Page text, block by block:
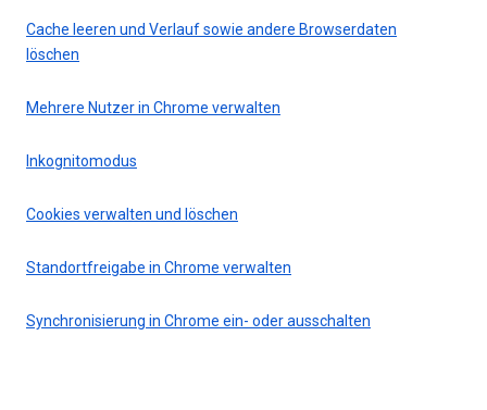
Cache leeren und Verlauf sowie andere Browserdaten
löschen
Mehrere Nutzer in Chrome verwalten
Inkognitomodus
Cookies verwalten und löschen
Standortfreigabe in Chrome verwalten
Synchronisierung in Chrome ein- oder ausschalten